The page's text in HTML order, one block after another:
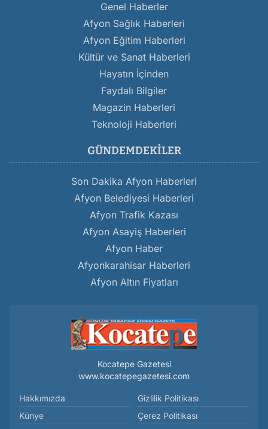
Genel Haberler
Afyon Sağlık Haberleri
Afyon Eğitim Haberleri
Kültür ve Sanat Haberleri
Hayatın İçinden
Faydalı Bilgiler
Magazin Haberleri
Teknoloji Haberleri
GÜNDEMDEKILER
Son Dakika Afyon Haberleri
Afyon Belediyesi Haberleri
Afyon Trafik Kazası
Afyon Asayiş Haberleri
Afyon Haber
Afyonkarahisar Haberleri
Afyon Altın Fiyatları
Kocatepe Gazetesi
www.kocatepegazetesi.com
Hakkımızda
Künye
Gizlilik Politikası
Çerez Politikası